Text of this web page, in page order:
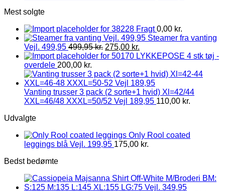
Mest solgte
Fragt 0,00 kr.
Steamer fra vanting
Vejl. 499,95 499,95kr. 275,00 kr.
LYKKEPOSE 4 stk tøj -
overdele 200,00 kr.
Vanting trusser 3 pack (2 sorte+1 hvid) Xl=42/44
XXL=46/48 XXXL=50/52 Vejl 189,95 110,00 kr.
Udvalgte
Only Rool coated
leggings blå Vejl. 199,95 175,00 kr.
Bedst bedømte